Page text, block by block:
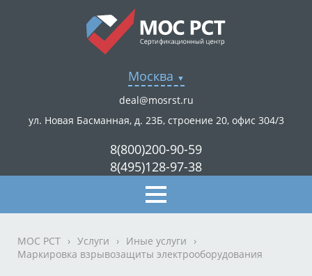
Москва
deal@mosrst.ru
ул. Новая Басманная, д. 23Б, строение 20, офис 304/3
8(800)200-90-59
8(495)128-97-38
МОС РСТ › Услуги › Иные услуги
›
Маркировка взрывозащиты электрооборудования